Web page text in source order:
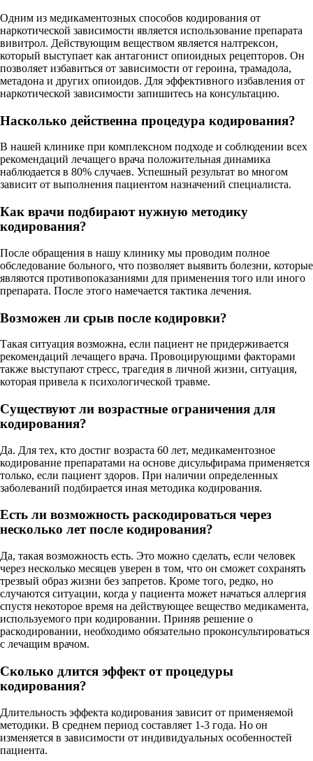
Одним из медикаментозных способов кодирования от
наркотической зависимости является использование препарата
вивитрол. Действующим веществом является налтрексон,
который выступает как антагонист опиоидных рецепторов. Он
позволяет избавиться от зависимости от героина, трамадола,
метадона и других опиоидов. Для эффективного избавления от
наркотической зависимости запишитесь на консультацию.
Насколько действенна процедура кодирования?
В нашей клинике при комплексном подходе и соблюдении всех
рекомендаций лечащего врача положительная динамика
наблюдается в 80% случаев. Успешный результат во многом
зависит от выполнения пациентом назначений специалиста.
Как врачи подбирают нужную методику
кодирования?
После обращения в нашу клинику мы проводим полное
обследование больного, что позволяет выявить болезни, которые
являются противопоказаниями для применения того или иного
препарата. После этого намечается тактика лечения.
Возможен ли срыв после кодировки?
Такая ситуация возможна, если пациент не придерживается
рекомендаций лечащего врача. Провоцирующими факторами
также выступают стресс, трагедия в личной жизни, ситуация,
которая привела к психологической травме.
Существуют ли возрастные ограничения для
кодирования?
Да. Для тех, кто достиг возраста 60 лет, медикаментозное
кодирование препаратами на основе дисульфирама применяется
только, если пациент здоров. При наличии определенных
заболеваний подбирается иная методика кодирования.
Есть ли возможность раскодироваться через
несколько лет после кодирования?
Да, такая возможность есть. Это можно сделать, если человек
через несколько месяцев уверен в том, что он сможет сохранять
трезвый образ жизни без запретов. Кроме того, редко, но
случаются ситуации, когда у пациента может начаться аллергия
спустя некоторое время на действующее вещество медикамента,
используемого при кодировании. Приняв решение о
раскодировании, необходимо обязательно проконсультироваться
с лечащим врачом.
Сколько длится эффект от процедуры
кодирования?
Длительность эффекта кодирования зависит от применяемой
методики. В среднем период составляет 1-3 года. Но он
изменяется в зависимости от индивидуальных особенностей
пациента.